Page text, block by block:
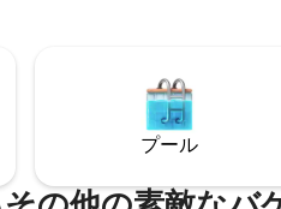
が備わってお
ています。 夜
クスし、地元の
ましょう。
わせがあります。 壁に囲まれ
ラ・コンプ
バシーを優
プール